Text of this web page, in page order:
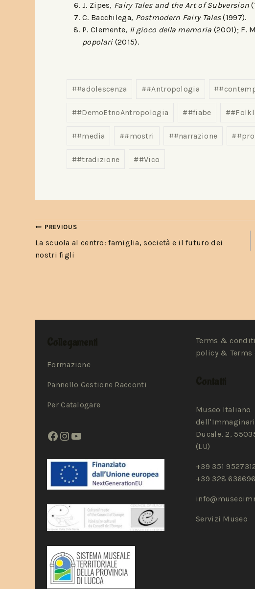
J. Zipes, Fairy Tales and the Art of Subversion
C. Bacchilega, Postmodern Fairy Tales(1997).
P. Clemente, Il gioco della memoria (2001); F.
popolari(2015).
##adolescenza ##Antropologia #
##DemoEtnoAntropologia ##fiabe #
##media ##mostri ##narrazione #
##tradizione ##Vico
PREVIOUS
La scuola al centro: famiglia, società e il futuro dei
nostri figli
Formazione
Pannello Gestione Racconti
Per Catalogare
Terms &
policy & Terms
Museo Italiano
Ducale, 2,
(LU)
+39 351
+39 328
Servizi Museo